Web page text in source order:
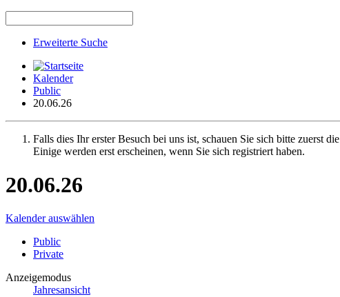
Erweiterte Suche
Kalender
Public
20.06.26
Falls dies Ihr erster Besuch bei uns ist, schauen Sie sich bitte zuerst die
Einige werden erst erscheinen, wenn Sie sich registriert haben.
20.06.26
Kalender auswählen
Public
Private
Anzeigemodus
Jahresansicht